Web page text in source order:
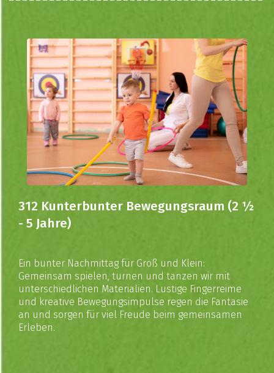
312 Kunterbunter Bewegungsraum (2 ½
- 5 Jahre)
Ein bunter Nachmittag für Groß und Klein:
Gemeinsam spielen, turnen und tanzen wir mit
unterschiedlichen Materialien. Lustige Fingerreime
und kreative Bewegungsimpulse regen die Fantasie
an und sorgen für viel Freude beim gemeinsamen
Erleben.